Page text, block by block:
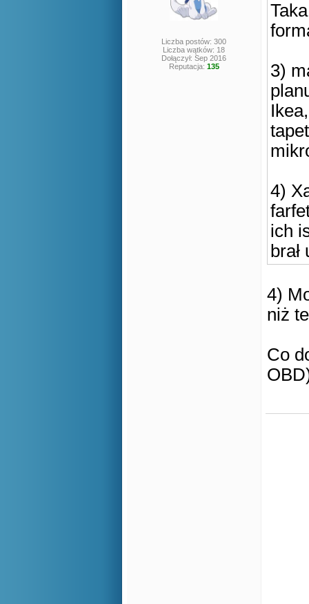
Liczba postów: 300
Liczba wątków: 18
Dołączył: Sep 2016
Reputacja: 135
3)
4)
ich
4)
niż
Co